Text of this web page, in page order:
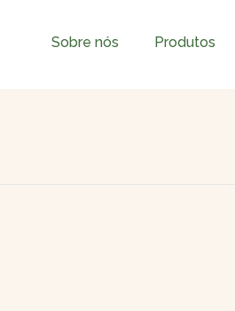
Sobre nós Produtos